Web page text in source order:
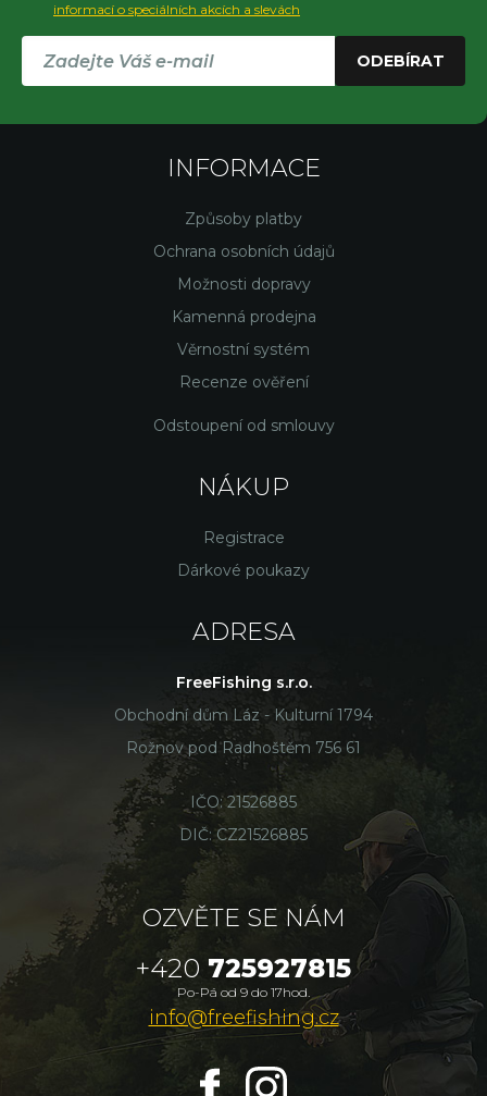
informací o speciálních akcích a slevách
ODEBÍRAT
INFORMACE
Způsoby platby
Ochrana osobních údajů
Možnosti dopravy
Kamenná prodejna
Věrnostní systém
Recenze ověření
Odstoupení od smlouvy
NÁKUP
Registrace
Dárkové poukazy
ADRESA
FreeFishing s.r.o.
Obchodní dům Láz - Kulturní 1794
Rožnov pod Radhoštěm 756 61
IČO: 21526885
DIČ: CZ21526885
OZVĚTE SE NÁM
+420 725927815
Po-Pá od 9 do 17hod.
info@freefishing.cz